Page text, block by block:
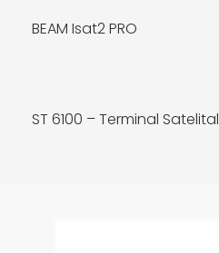
BEAM Isat2 PRO
ST 6100 – Terminal Satelital